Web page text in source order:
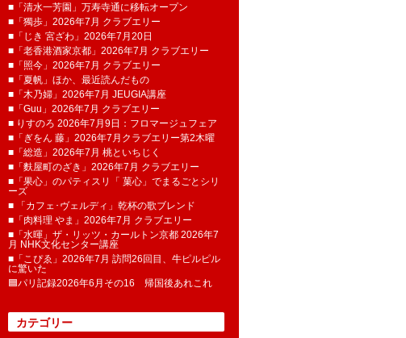
■「清水一芳園」万寿寺通に移転オープン
■「獨歩」2026年7月 クラブエリー
■「じき 宮ざわ」2026年7月20日
■「老香港酒家京都」2026年7月 クラブエリー
■「照今」2026年7月 クラブエリー
■「夏帆」ほか、最近読んだもの
■「木乃婦」2026年7月 JEUGIA講座
■「Guu」2026年7月 クラブエリー
■ りすのろ 2026年7月9日：フロマージュフェア
■「ぎをん 藤」2026年7月クラブエリー第2木曜
■「総造」2026年7月 桃といちじく
■「麩屋町のざき」2026年7月 クラブエリー
■「果心」のパティスリ「 菓​心」でまるごとシリ
ーズ
■ 「カフェ･ヴェルディ」乾杯の歌ブレンド
■「肉料理 やま」2026年7月 クラブエリー
■「水暉」ザ・リッツ・カールトン京都 2026年7
月 NHK文化センター講座
■「こぴゑ」2026年7月 訪問26回目、牛ピルピル
に驚いた
🟦パリ記録2026年6月その16 帰国後あれこれ
カテゴリー